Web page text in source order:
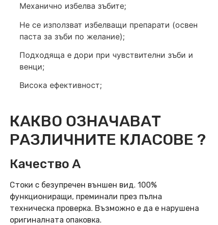
Механично избелва зъбите;
Не се използват избелващи препарати (освен
паста за зъби по желание);
Подходяща е дори при чувствителни зъби и
венци;
Висока ефективност;
КАКВО ОЗНАЧАВАТ
РАЗЛИЧНИТЕ КЛАСОВЕ ?
Качество А
Стоки с безупречен външен вид. 100%
функциониращи, преминали през пълна
техническа проверка. Възможно е да е нарушена
оригиналната опаковка.